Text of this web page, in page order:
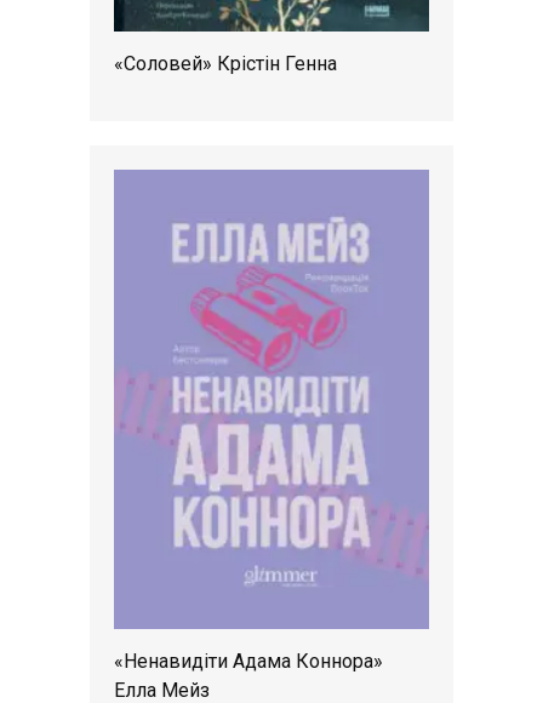
«Соловей» Крістін Генна
«Ненавидіти Адама Коннора»
Елла Мейз